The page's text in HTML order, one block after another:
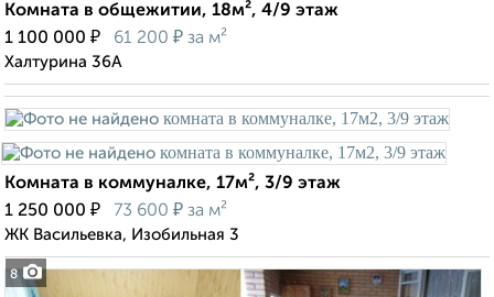
Комната в общежитии, 18м², 4/9 этаж
1 100 000 ₽ 61 200 ₽ за м²
Халтурина 36А
8
Комната в коммуналке, 17м², 3/9 этаж
1 250 000 ₽ 73 600 ₽ за м²
ЖК Васильевка, Изобильная 3